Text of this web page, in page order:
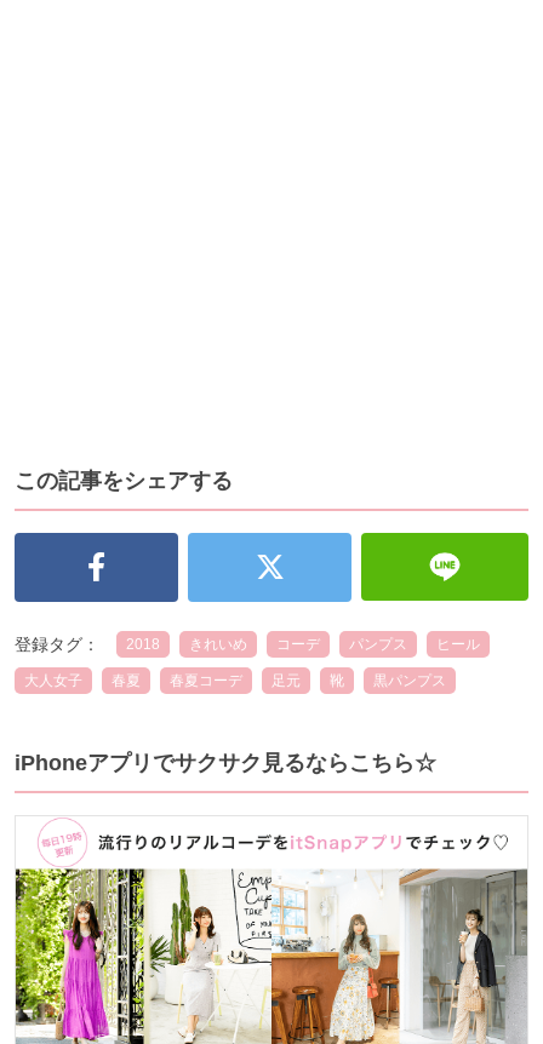
この記事をシェアする
登録タグ： 2018 きれいめ コーデ パンプス ヒール
大人女子 春夏 春夏コーデ 足元 靴 黒パンプス
iPhoneアプリでサクサク見るならこちら☆